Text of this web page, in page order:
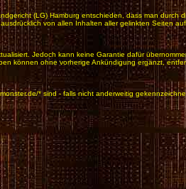
(LG) Hamburg entschieden, dass man
von allen Inhalten aller gelinkten Seiten
Jedoch kann keine Garantie dafür
können ohne vorherige Ankündigung ergänzt,
* sind - falls nicht anderweitig